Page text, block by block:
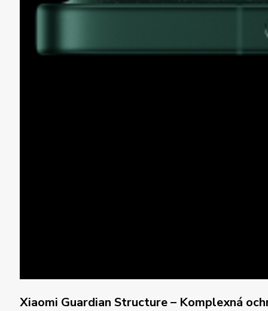
Xiaomi Guardian Structure– Komplexná